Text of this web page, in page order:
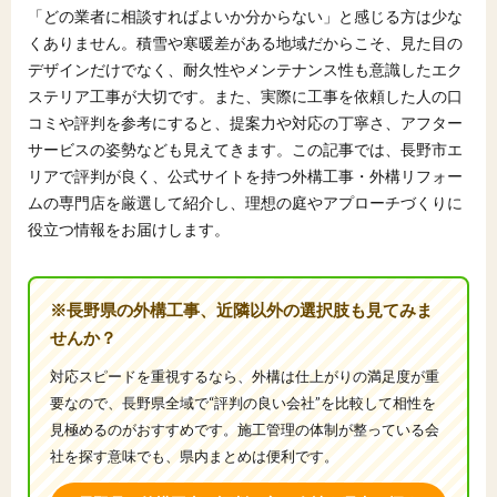
「どの業者に相談すればよいか分からない」と感じる方は少な
くありません。積雪や寒暖差がある地域だからこそ、見た目の
デザインだけでなく、耐久性やメンテナンス性も意識したエク
ステリア工事が大切です。また、実際に工事を依頼した人の口
コミや評判を参考にすると、提案力や対応の丁寧さ、アフター
サービスの姿勢なども見えてきます。この記事では、長野市エ
リアで評判が良く、公式サイトを持つ外構工事・外構リフォー
ムの専門店を厳選して紹介し、理想の庭やアプローチづくりに
役立つ情報をお届けします。
※長野県の外構工事、近隣以外の選択肢も見てみま
せんか？
対応スピードを重視するなら、外構は仕上がりの満足度が重
要なので、長野県全域で“評判の良い会社”を比較して相性を
見極めるのがおすすめです。施工管理の体制が整っている会
社を探す意味でも、県内まとめは便利です。